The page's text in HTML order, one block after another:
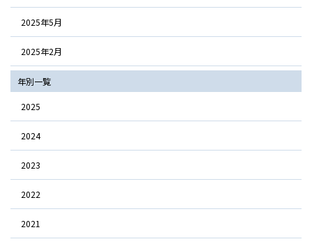
2025年5月
2025年2月
年別一覧
2025
2024
2023
2022
2021